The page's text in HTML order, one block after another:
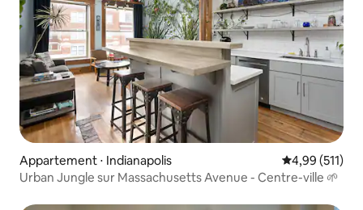
Appartement ⋅ Indianapolis Évaluation
4,99 (511)
Urban Jungle sur Massachusetts Avenue - Centre-ville 🌱